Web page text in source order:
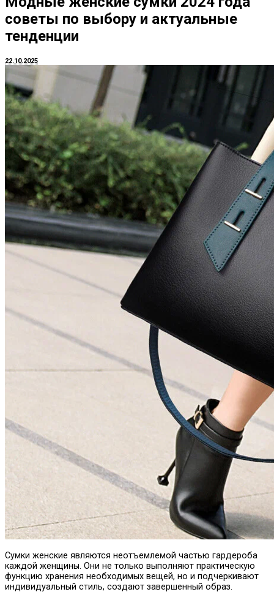
советы по выбору и актуальные
тенденции
22.10.2025
Сумки женские являются неотъемлемой частью гардероба
каждой женщины. Они не только выполняют практическую
функцию хранения необходимых вещей, но и подчеркивают
индивидуальный стиль, создают завершенный образ.